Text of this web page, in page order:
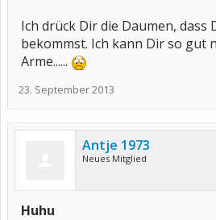
Ich drück Dir die Daumen, dass
bekommst. Ich kann Dir so gut
Arme......
23. September 2013
Antje 1973
Neues Mitglied
Huhu